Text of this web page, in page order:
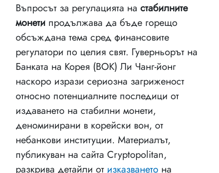
Въпросът за регулацията на стабилните
монети продължава да бъде горещо
обсъждана тема сред финансовите
регулатори по целия свят. Гуверньорът на
Банката на Корея (BOK) Ли Чанг-йонг
наскоро изрази сериозна загриженост
относно потенциалните последици от
издаването на стабилни монети,
деноминирани в корейски вон, от
небанкови институции. Материалът,
публикуван на сайта Cryptopolitan,
разкрива детайли от изказването на